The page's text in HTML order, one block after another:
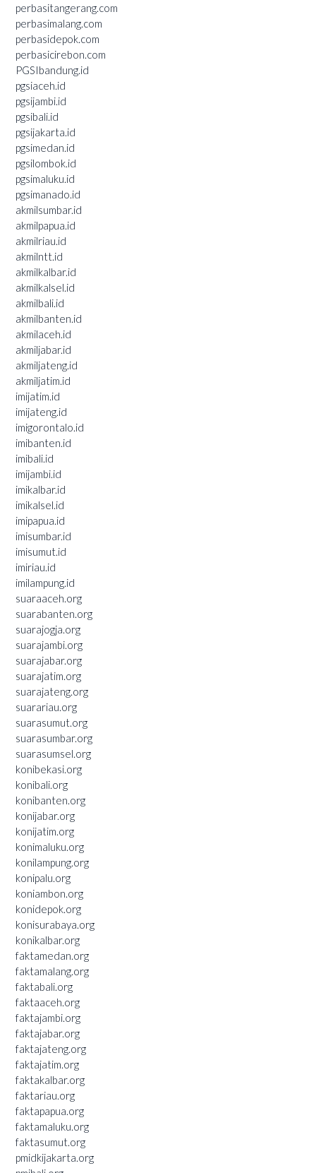
perbasitangerang.com
perbasimalang.com
perbasidepok.com
perbasicirebon.com
PGSIbandung.id
pgsiaceh.id
pgsijambi.id
pgsibali.id
pgsijakarta.id
pgsimedan.id
pgsilombok.id
pgsimaluku.id
pgsimanado.id
akmilsumbar.id
akmilpapua.id
akmilriau.id
akmilntt.id
akmilkalbar.id
akmilkalsel.id
akmilbali.id
akmilbanten.id
akmilaceh.id
akmiljabar.id
akmiljateng.id
akmiljatim.id
imijatim.id
imijateng.id
imigorontalo.id
imibanten.id
imibali.id
imijambi.id
imikalbar.id
imikalsel.id
imipapua.id
imisumbar.id
imisumut.id
imiriau.id
imilampung.id
suaraaceh.org
suarabanten.org
suarajogja.org
suarajambi.org
suarajabar.org
suarajatim.org
suarajateng.org
suarariau.org
suarasumut.org
suarasumbar.org
suarasumsel.org
konibekasi.org
konibali.org
konibanten.org
konijabar.org
konijatim.org
konimaluku.org
konilampung.org
konipalu.org
koniambon.org
konidepok.org
konisurabaya.org
konikalbar.org
faktamedan.org
faktamalang.org
faktabali.org
faktaaceh.org
faktajambi.org
faktajabar.org
faktajateng.org
faktajatim.org
faktakalbar.org
faktariau.org
faktapapua.org
faktamaluku.org
faktasumut.org
pmidkijakarta.org